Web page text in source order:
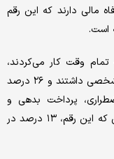
مالی دارند که این رقم
مه از بیش از ۱۰۰۰ نفر که تمام وقت کار می‌کردند،
تقریبا ۸۵ درصد از مصرف‌کنندگان نوعی بدهی شخصی داشتند و ۲۶ درصد
پرداخت بدهی و
سلامت مالی کلی به دنبال کمک بودند، در حالی که این رقم، ۱۳ درصد در